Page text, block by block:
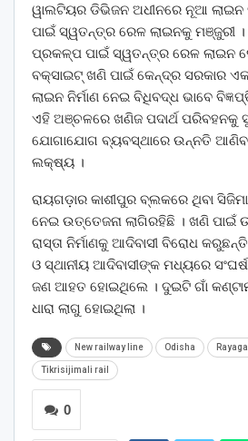
ୱାଲଟିୟର ଡିଭିଜନ ଅଧୀନରେ ନୂଆ ଲାଇନ
ପାଇଁ ସ୍ୱତନ୍ତ୍ର ରେଳ ଲାଇନକୁ ମଞ୍ଜୁରୀ ।
ପ୍ରକଳ୍ପ ପାଇଁ ସ୍ୱତନ୍ତ୍ର ରେଳ ଲାଇନ
ବକ୍ସାଇଟ୍ ଖଣି ପାଇଁ କେନ୍ଦ୍ର ସରକାର
ଲାଇନ ନିର୍ମାଣ ନେଇ ବିଧିବଦ୍ଧ ଭାବେ
ଏହି ଅଞ୍ଚଳରେ ଖଣିଜ ପଦାର୍ଥ ପରିବହନକୁ
ଯୋଗାଯୋଗ ବ୍ୟବସ୍ଥାରେ ଉନ୍ନତି
ଲକ୍ଷ୍ୟ ।
ରାୟଗଡ଼ାର କାଶୀପୁର ବ୍ଲକରେ ଥିବା
ନେଇ ଉତ୍ତେଜନା ଲାଗିରହିଛି । ଖଣି
ରାସ୍ତା ନିର୍ମାଣକୁ ଆଦିବାସୀ ବିରୋଧ
ଓ ସ୍ଥାନୀୟ ଆଦିବାସୀଙ୍କ ମଧ୍ୟରେ
ଜଣ ଆହତ ହୋଇଥିଲେ । ଦୁଇଟି ଗାଁ
ଧାରା ଲାଗୁ ହୋଇଥିଲା ।
New railway line Odisha
Tikrisijimali rail
0